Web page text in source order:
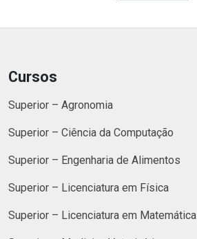
Cursos
Superior – Agronomia
Superior – Ciência da Computação
Superior – Engenharia de Alimentos
Superior – Licenciatura em Física
Superior – Licenciatura em Matemática